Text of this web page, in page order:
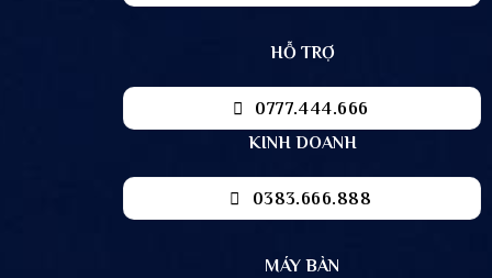
HỖ TRỢ
0777.444.666
KINH DOANH
0383.666.888
MÁY BÀN